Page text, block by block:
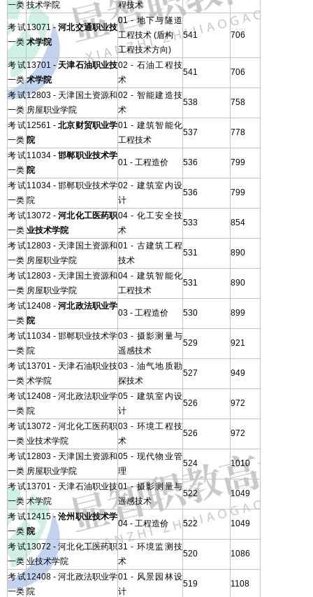
一类 技术学院
程技术
考试
一类
13071 -河北交通职业技
术学院
01 - 地下与隧道
工程技术 (盾构
工程技术方向)
541 706
考试
一类
13701 -天津石油职业技
术学院
02 - 石油工程技
术
541 706
考试
一类
12803 - 天津国土资源和
房屋职业学院
02 - 智能建造技
术
538 758
考试
一类
12561 -北京财贸职业学
院
01 - 建筑智能化
工程技术
537 778
考试
一类
11034 -邯郸职业技术学
院
01 - 工程造价 536 799
考试
一类
11034 - 邯郸职业技术学
院
02 - 建筑室内设
计
536 799
考试
一类
13072 -河北化工医药职
业技术学院
04 - 化工安全技
术
533 854
考试
一类
12803 - 天津国土资源和
房屋职业学院
01 - 古建筑工程
技术
531 890
考试
一类
12803 - 天津国土资源和
房屋职业学院
04 - 建筑智能化
工程技术
531 890
考试
一类
12408 -河北政法职业学
院
03 - 工程造价 530 899
考试
一类
11034 - 邯郸职业技术学
院
03 - 摄影测量与
遥感技术
529 921
考试
一类
13701 - 天津石油职业技
术学院
03 - 油气地质勘
探技术
527 949
考试
一类
12408 - 河北政法职业学
院
05 - 建筑室内设
计
526 972
考试
一类
13072 - 河北化工医药职
业技术学院
03 - 环境工程技
术
526 972
考试
一类
12803 - 天津国土资源和
房屋职业学院
05 - 现代物业管
理
524 1010
考试
一类
13701 - 天津石油职业技
术学院
01 - 摄影测量与
遥感技术
522 1049
考试
一类
12415 -沧州职业技术学
院
04 - 工程造价 522 1049
考试
一类
13072 - 河北化工医药职
业技术学院
31 - 环境监测技
术
520 1086
考试
一类
12408 - 河北政法职业学
院
01 - 风景园林设
计
519 1108